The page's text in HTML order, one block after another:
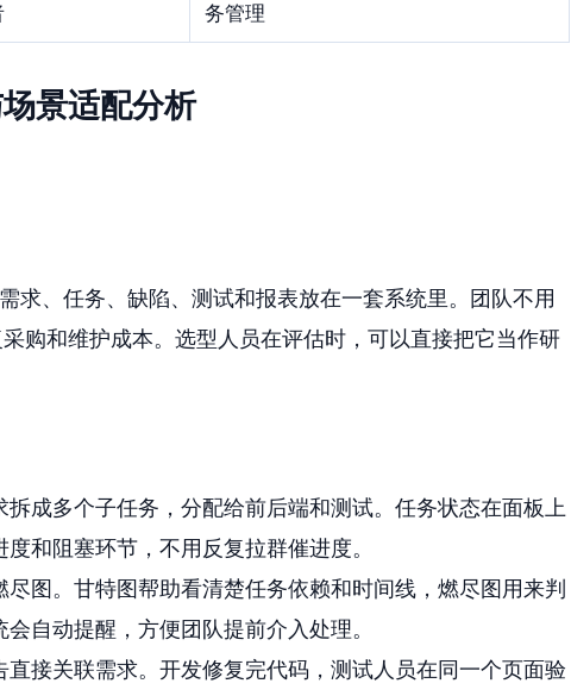
务管理
景适配分析
求、任务、缺陷、测试和报表放在一套系统里。团队不用
购和维护成本。选型人员在评估时，可以直接把它当作研
拆成多个子任务，分配给前后端和测试。任务状态在面板上
和阻塞环节，不用反复拉群催进度。
图。甘特图帮助看清楚任务依赖和时间线，燃尽图用来判
自动提醒，方便团队提前介入处理。
直接关联需求。开发修复完代码，测试人员在同一个页面验